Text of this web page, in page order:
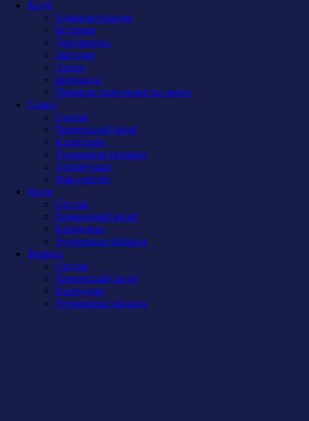
Клуб
Администрация
История
Документы
Закупки
Арена
Контакты
Правила поведения на арене
Сокол
Состав
Тренерский штаб
Календарь
Турнирная таблица
Атрибутика
Фан-сектор
Рыси
Состав
Тренерский штаб
Календарь
Турнирная таблица
Бирюса
Состав
Тренерский штаб
Календарь
Турнирная таблица